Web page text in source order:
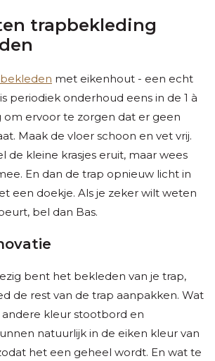
trapbekleding
met eikenhout - een echt
periodiek onderhoud eens in de 1 à
om ervoor te zorgen dat er geen
Maak de vloer schoon en vet vrij.
de kleine krasjes eruit, maar wees
En dan de trap opnieuw licht in
een doekje. Als je zeker wilt weten
bel dan Bas.
bent het bekleden van je trap,
de rest van de trap aanpakken. Wat
andere kleur stootbord en
natuurlijk in de eiken kleur van
het een geheel wordt. En wat te